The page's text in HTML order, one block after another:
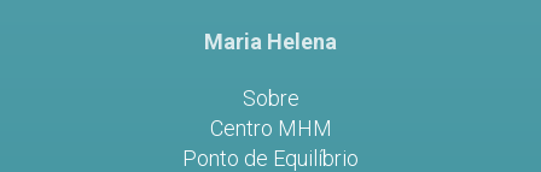
Maria Helena
Sobre
Centro MHM
Ponto de Equilíbrio